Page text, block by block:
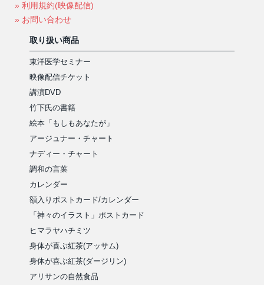
» 利用規約(映像配信)
» お問い合わせ
取り扱い商品
東洋医学セミナー
映像配信チケット
講演DVD
竹下氏の書籍
絵本「もしもあなたが」
アージュナー・チャート
ナディー・チャート
調和の言葉
カレンダー
額入りポストカード/カレンダー
「神々のイラスト」ポストカード
ヒマラヤハチミツ
身体が喜ぶ紅茶(アッサム)
身体が喜ぶ紅茶(ダージリン)
アリサンの自然食品